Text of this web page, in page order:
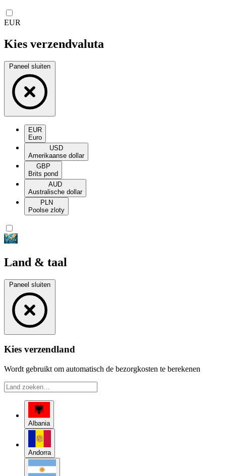
EUR
Kies verzendvaluta
Paneel sluiten
EUR
Euro
USD
Amerikaanse dollar
GBP
Brits pond
AUD
Australische dollar
PLN
Poolse zloty
Land & taal
Paneel sluiten
Kies verzendland
Wordt gebruikt om automatisch de bezorgkosten te berekenen
Albania
Andorra